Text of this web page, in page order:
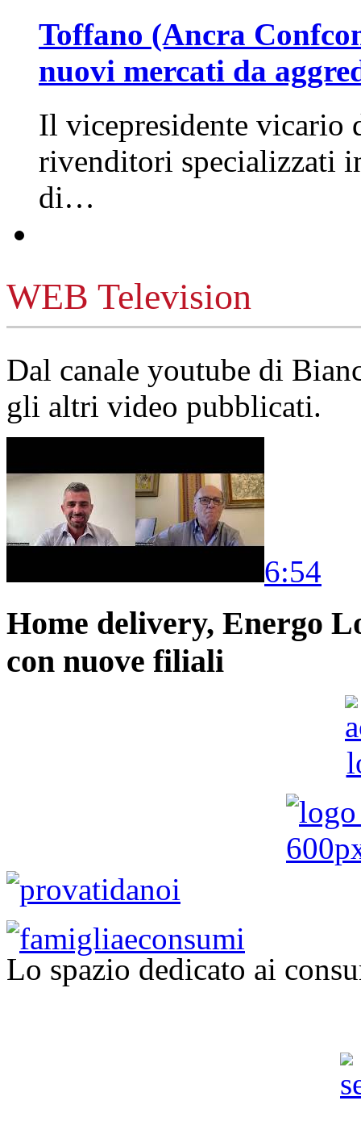
Toffano (Ancra
nuovi mercati da
Il vicepresidente vicario
rivenditori specializzati
di…
WEB Television
Dal canale youtube di
gli altri video pubblicati.
6:54
Home delivery, Energo
con nuove filiali
Lo spazio dedicato ai